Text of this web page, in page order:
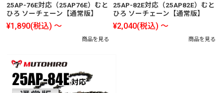
25AP-76E対応（25AP76E）むと
ひろ ソーチェーン【通常版】
¥1,890(税込) ～
商品を見る
25AP-82E対応（25AP82E）むと
ひろ ソーチェーン【通常版】
¥2,040(税込) ～
商品を見る